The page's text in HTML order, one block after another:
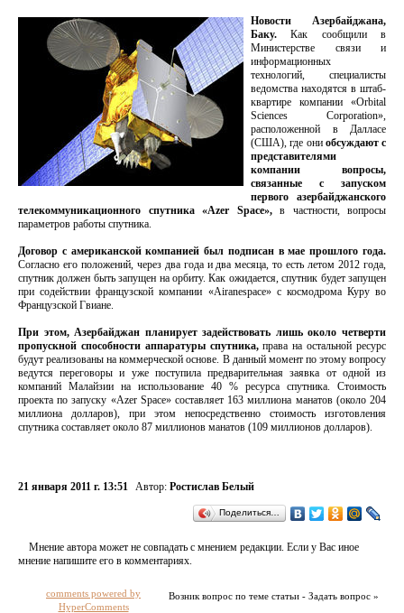
Новости Азербайджана,
Баку. Как сообщили в
Министерстве связи и
информационных
технологий, специалисты
ведомства находятся в штаб-
квартире компании «Orbital
Sciences Corporation»,
расположенной в Далласе
(США), где они обсуждают с
представителями
компании вопросы,
связанные с запуском
первого азербайджанского
телекоммуникационного спутника «Azer Space», в частности, вопросы
параметров работы спутника.
Договор с американской компанией был подписан в мае прошлого года.
Согласно его положений, через два года и два месяца, то есть летом 2012 года,
спутник должен быть запущен на орбиту. Как ожидается, спутник будет запущен
при содействии французской компании «Airanespace» с космодрома Куру во
Французской Гвиане.
При этом, Азербайджан планирует задействовать лишь около четверти
пропускной способности аппаратуры спутника,права на остальной ресурс
будут реализованы на коммерческой основе. В данный момент по этому вопросу
ведутся переговоры и уже поступила предварительная заявка от одной из
компаний Малайзии на использование 40 % ресурса спутника. Стоимость
проекта по запуску «Azer Space» составляет 163 миллиона манатов (около 204
миллиона долларов), при этом непосредственно стоимость изготовления
спутника составляет около 87 миллионов манатов (109 миллионов долларов).
21 января 2011 г. 13:51 Автор: Ростислав Белый
Поделиться…
Мнение автора может не совпадать с мнением редакции. Если у Вас иное
мнение напишите его в комментариях.
Возник вопрос по теме статьи - Задать вопрос »
comments powered by
HyperComments